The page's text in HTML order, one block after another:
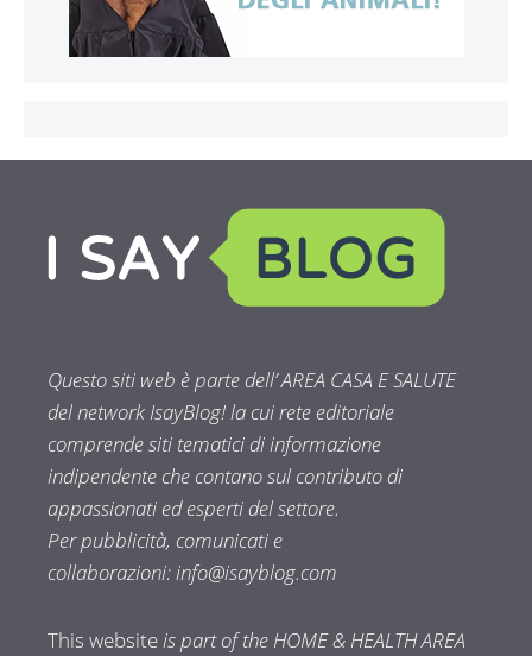
Questo siti web è parte dell’ AREA CASA E SALUTE
del network IsayBlog! la cui rete editoriale
comprende siti tematici di informazione
indipendente che contano sul contributo di
appassionati ed esperti del settore.
Per pubblicità, comunicati e
collaborazioni:info@isayblog.com
This websiteis part of the HOME & HEALTH AREA